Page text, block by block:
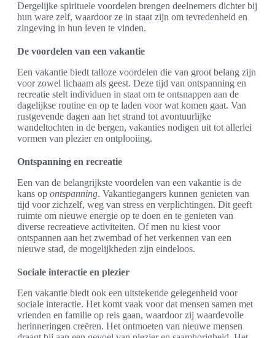
Dergelijke spirituele voordelen brengen deelnemers dichter bij
hun ware zelf, waardoor ze in staat zijn om tevredenheid en
zingeving in hun leven te vinden.
De voordelen van een vakantie
Een vakantie biedt talloze voordelen die van groot belang zijn
voor zowel lichaam als geest. Deze tijd van ontspanning en
recreatie stelt individuen in staat om te ontsnappen aan de
dagelijkse routine en op te laden voor wat komen gaat. Van
rustgevende dagen aan het strand tot avontuurlijke
wandeltochten in de bergen, vakanties nodigen uit tot allerlei
vormen van plezier en ontplooiing.
Ontspanning en recreatie
Een van de belangrijkste voordelen van een vakantie is de
kans op ontspanning. Vakantiegangers kunnen genieten van
tijd voor zichzelf, weg van stress en verplichtingen. Dit geeft
ruimte om nieuwe energie op te doen en te genieten van
diverse recreatieve activiteiten. Of men nu kiest voor
ontspannen aan het zwembad of het verkennen van een
nieuwe stad, de mogelijkheden zijn eindeloos.
Sociale interactie en plezier
Een vakantie biedt ook een uitstekende gelegenheid voor
sociale interactie. Het komt vaak voor dat mensen samen met
vrienden en familie op reis gaan, waardoor zij waardevolle
herinneringen creëren. Het ontmoeten van nieuwe mensen